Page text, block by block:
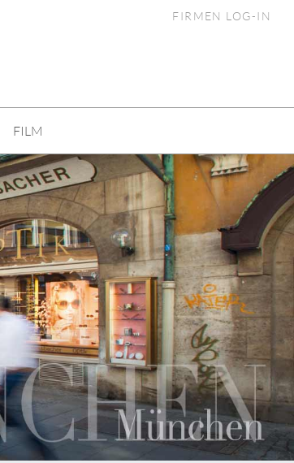
FIRMEN LOG-IN
FILM